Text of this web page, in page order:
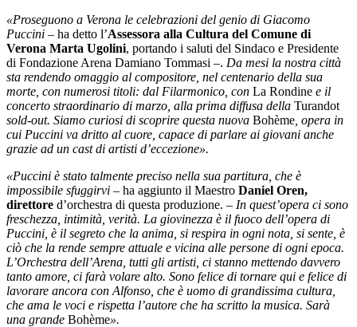
«Proseguono a Verona le celebrazioni del genio di Giacomo
Puccini – ha detto l’Assessora alla Cultura del Comune di
Verona Marta Ugolini, portando i saluti del Sindaco e Presidente
di Fondazione Arena Damiano Tommasi –. Da mesi la nostra città
sta rendendo omaggio al compositore, nel centenario della sua
morte, con numerosi titoli: dal Filarmonico, con La Rondine e il
concerto straordinario di marzo, alla prima diffusa della Turandot
sold-out. Siamo curiosi di scoprire questa nuova Bohème , opera in
cui Puccini va dritto al cuore, capace di parlare ai giovani anche
grazie ad un cast di artisti d’eccezione».
«Puccini è stato talmente preciso nella sua partitura, che è
impossibile sfuggirvi – ha aggiunto il Maestro Daniel Oren,
direttore d’orchestra di questa produzione. – In quest’opera ci sono
freschezza, intimità, verità. La giovinezza è il fuoco dell’opera di
Puccini, è il segreto che la anima, si respira in ogni nota, si sente, è
ciò che la rende sempre attuale e vicina alle persone di ogni epoca.
L’Orchestra dell’Arena, tutti gli artisti, ci stanno mettendo davvero
tanto amore, ci farà volare alto. Sono felice di tornare qui e felice di
lavorare ancora con Alfonso, che è uomo di grandissima cultura,
che ama le voci e rispetta l’autore che ha scritto la musica. Sarà
una grande Bohème».